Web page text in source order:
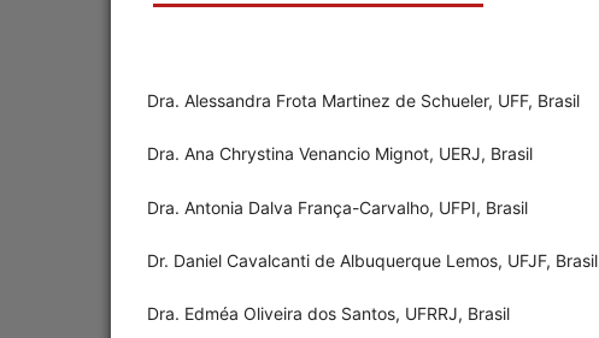
Dra. Alessandra Frota Martinez de Schueler, UFF, Brasil
Dra. Ana Chrystina Venancio Mignot, UERJ, Brasil
Dra. Antonia Dalva França-Carvalho, UFPI, Brasil
Dr. Daniel Cavalcanti de Albuquerque Lemos, UFJF, Brasil
Dra. Edméa Oliveira dos Santos, UFRRJ, Brasil